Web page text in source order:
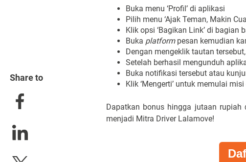
Buka menu ‘Profil’ di aplikasi
Pilih menu ‘Ajak Teman, Makin
Klik opsi ‘Bagikan Link’ di bagian
Buka platformpesan kemudian
Dengan mengeklik tautan
Setelah berhasil mengunduh
Buka notifikasi tersebut atau
Klik ‘Mengerti’ untuk memulai
Dapatkan bonus hingga jutaan
menjadi Mitra Driver Lalamove!
Share to